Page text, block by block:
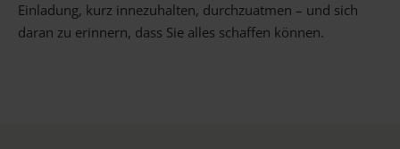
Einladung, kurz innezuhalten, durchzuatmen – und sich
daran zu erinnern, dass Sie alles schaffen können.